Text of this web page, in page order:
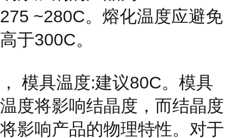
275 ~280C。熔化温度应避免
高于300C。
， 模具温度:建议80C。模具
温度将影响结晶度，而结晶度
将影响产品的物理特性。对于